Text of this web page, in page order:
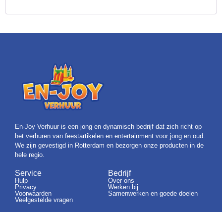
En-Joy Verhuur is een jong en dynamisch bedrijf dat zich richt op
het verhuren van feestartikelen en entertainment voor jong en oud.
We zijn gevestigd in Rotterdam en bezorgen onze producten in de
hele regio.
Service
Hulp
Privacy
Voorwaarden
Veelgestelde vragen
Bedrijf
Over ons
Werken bij
Samenwerken en goede doelen